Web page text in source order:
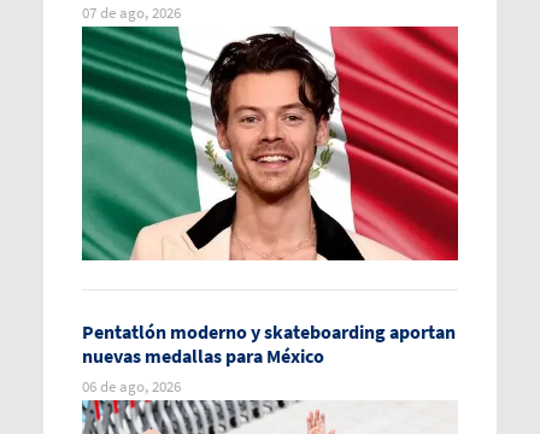
07 de ago, 2026
Pentatlón moderno y skateboarding aportan
nuevas medallas para México
06 de ago, 2026